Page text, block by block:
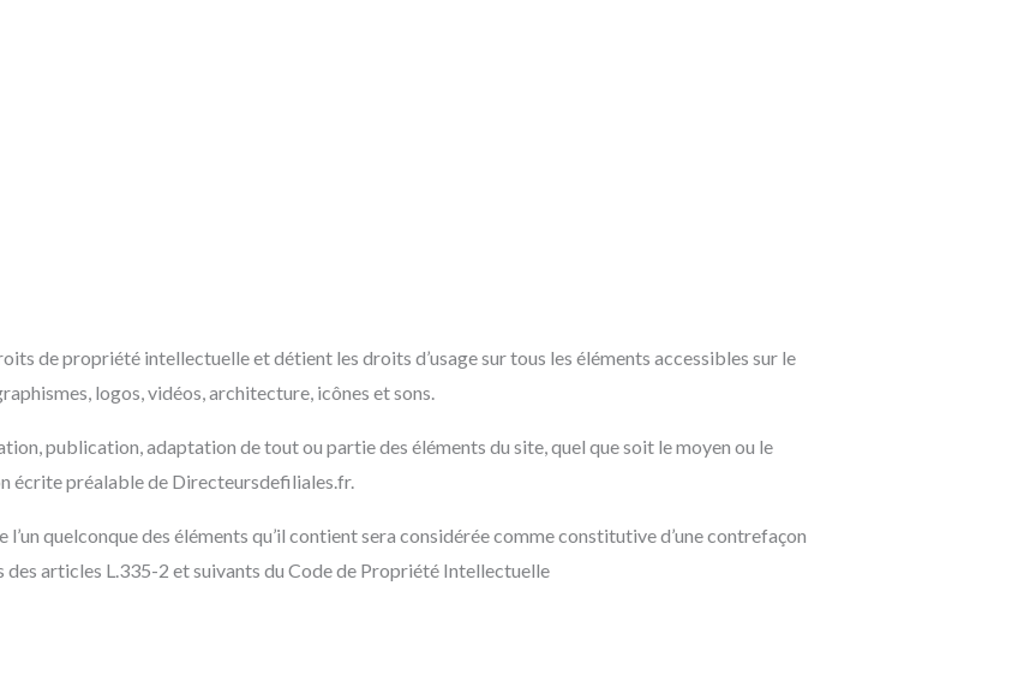
de propriété intellectuelle et détient les droits d’usage sur tous les éléments accessibles sur le
logos, vidéos, architecture, icônes et sons.
publication, adaptation de tout ou partie des éléments du site, quel que soit le moyen ou le
écrite préalable de Directeursdefiliales.fr.
quelconque des éléments qu’il contient sera considérée comme constitutive d’une contrefaçon
articles L.335-2 et suivants du Code de Propriété Intellectuelle